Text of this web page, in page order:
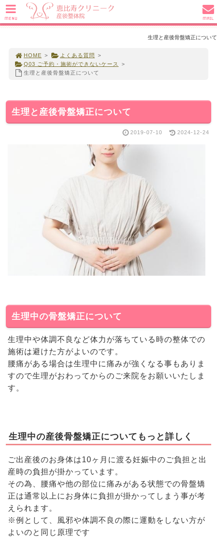
生理と産後骨盤矯正について
HOME > よくある質問
>
Q03 ご予約・施術ができないケース
>
生理と産後骨盤矯正について
生理と産後骨盤矯正について
2019-07-10 2024-12-24
生理中の骨盤矯正について
生理中や体調不良など体力が落ちている時の整体での
施術は避けた方がよいのです。
腰痛がある場合は生理中に痛みが強くなる事もありま
すので生理がおわってからのご来院をお願いいたしま
す。
生理中の産後骨盤矯正についてもっと詳しく
ご出産後のお身体は10ヶ月に渡る妊娠中のご負担と出
産時の負担が掛かっています。
その為、腰痛や他の部位に痛みがある状態での骨盤矯
正は通常以上にお身体に負担が掛かってしまう事が考
えられます。
※例として、風邪や体調不良の際に運動をしない方が
よいのと同じ原理です
MENU MAIL